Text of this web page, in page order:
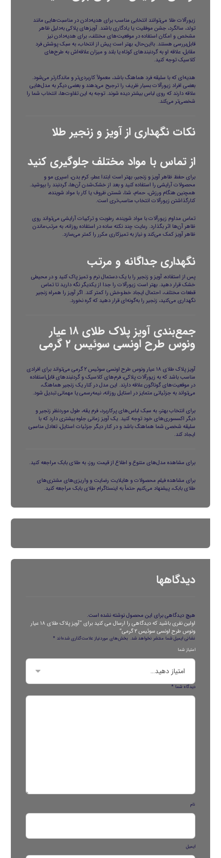
زیورآلات طلا می‌توانند انتخابی مناسب برای هدیه‌دادن در مناسبت‌هایی مانند
تولد، سالگرد، جشن موفقیت یا یادگاری باشند. آویزهای پلاکی به‌دلیل ظاهر
مشخص و امکان استفاده در موقعیت‌های مختلف، برای هدیه‌دادن نیز
قابل‌بررسی هستند. بااین‌حال، بهتر است پیش از انتخاب، به سبک پوشش فرد
مقابل، علاقه او به گردنبندهای کوتاه یا بلند و میزان علاقه‌اش به طرح‌های
کلاسیک توجه کنید.
هدیه‌ای که با سلیقه فرد هماهنگ باشد، معمولاً کاربردی‌تر و ماندگارتر می‌شود.
بعضی افراد زیورآلات بسیار ظریف را ترجیح می‌دهند و بعضی دیگر به مدل‌هایی
علاقه دارند که روی لباس بیشتر دیده شوند. توجه به این تفاوت‌ها، انتخاب شما را
شخصی‌تر می‌کند.
نکات نگهداری از آویز و زنجیر طلا
از تماس با مواد مختلف جلوگیری کنید
برای حفظ ظاهر آویز و زنجیر، بهتر است ابتدا عطر، کرم بدن، اسپری مو و
محصولات آرایشی را استفاده کنید و بعد از خشک‌شدن آن‌ها، گردنبند را بپوشید.
همچنین هنگام ورزش، حمام، شنا، شستن ظروف یا کار با مواد شوینده،
کنارگذاشتن زیورآلات انتخاب مناسب‌تری است.
تماس مداوم زیورآلات با مواد شوینده، رطوبت و ترکیبات آرایشی می‌تواند روی
ظاهر آن‌ها اثر بگذارد. رعایت چند نکته ساده در استفاده روزانه، به مرتب‌ماندن
ظاهر آویز کمک می‌کند و نیاز به تمیزکاری مکرر را کمتر می‌سازد.
نگهداری جداگانه و مرتب
پس از استفاده، آویز و زنجیر را با یک دستمال نرم و تمیز پاک کنید و در محیطی
خشک قرار دهید. بهتر است زیورآلات را جدا از یکدیگر نگه دارید تا تماس
قطعات مختلف، احتمال ایجاد خط‌وخش را کمتر کند. اگر آویز را همراه زنجیر
نگهداری می‌کنید، زنجیر را به‌گونه‌ای قرار دهید که گره نخورد.
جمع‌بندی آویز پلاک طلای ۱۸ عیار
ونوس طرح اونسی سوئیس ۲ گرمی
آویز پلاک طلای ۱۸ عیار ونوس طرح اونسی سوئیس ۲ گرمی می‌تواند برای افرادی
مناسب باشد که به زیورآلات پلاکی، فرم‌های کلاسیک و گردنبندهای قابل‌استفاده
در موقعیت‌های گوناگون علاقه دارند. این مدل در کنار یک زنجیر هماهنگ،
می‌تواند به جزئیاتی متمایز در استایل روزانه، نیمه‌رسمی یا مهمانی تبدیل شود.
برای انتخاب بهتر، به سبک لباس‌های پرکاربرد، فرم یقه، طول موردنظر زنجیر و
دیگر اکسسوری‌های خود توجه کنید. یک آویز زمانی جلوه بیشتری دارد که با
سلیقه شخصی شما هماهنگ باشد و در کنار دیگر جزئیات استایل، تعادل مناسبی
ایجاد کند.
برای مشاهده مدل‌های متنوع و اطلاع از قیمت روز، بهطلای بابک مراجعه کنید.
برای مشاهده فیلم محصولات و هایلایت رضایت و واریزی‌های مشتری‌های
طلای بابک، پیشنهاد می‌کنیم حتماً به اینستاگرام طلای بابک مراجعه کنید.
دیدگاهها
هیچ دیدگاهی برای این محصول نوشته نشده است.
اولین نفری باشید که دیدگاهی را ارسال می کنید برای “آویز پلاک طلای ۱۸ عیار
ونوس طرح اونسی سوئیس ۲ گرمی”
نشانی ایمیل شما منتشر نخواهد شد. بخش‌های موردنیاز علامت‌گذاری شده‌اند*
امتیاز شما
دیدگاه شما*
نام
ایمیل